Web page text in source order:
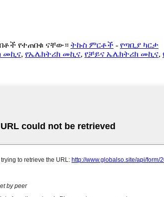
የተጠበቁ ናቸው። ትኩስ ምርቶች - የጣቢያ ካርታ
መኪና, የኤሌክትሪክ መኪና, የቻይና ኤሌክትሪክ መኪና,